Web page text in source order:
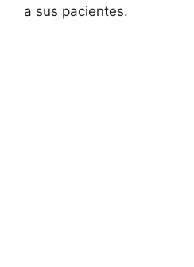
a sus pacientes.